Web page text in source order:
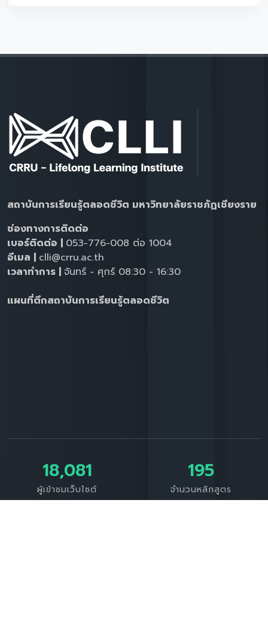
สถาบันการเรียนรู้ตลอดชีวิต มหาวิทยาลัยราชภัฏเชียงราย
ช่องทางการติดต่อ
เบอร์ติดต่อ | 053-776-008 ต่อ 1004
อีเมล | clli@crru.ac.th
เวลาทำการ | จันทร์ - ศุกร์ 08:30 - 16:30
แผนที่ตึกสถาบันการเรียนรู้ตลอดชีวิต
18,081
ผู้เข้าชมเว็บไซต์
195
จำนวนหลักสูตร